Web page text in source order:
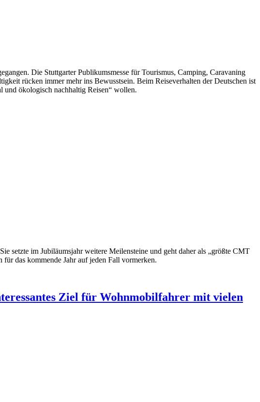
Die Stuttgarter Publikumsmesse für Tourismus, Camping, Caravaning
rücken immer mehr ins Bewusstsein. Beim Reiseverhalten der Deutschen ist
und ökologisch nachhaltig Reisen“ wollen.
setzte im Jubiläumsjahr weitere Meilensteine und geht daher als „größte CMT
das kommende Jahr auf jeden Fall vormerken.
Ziel für Wohnmobilfahrer mit vielen